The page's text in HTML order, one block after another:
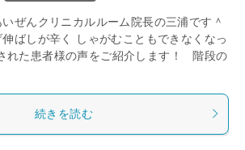
ぜんクリニカルルーム院長の三浦です＾
ばしが辛く しゃがむこともできなくなっ
れた患者様の声をご紹介します！ 階段の
続きを読む